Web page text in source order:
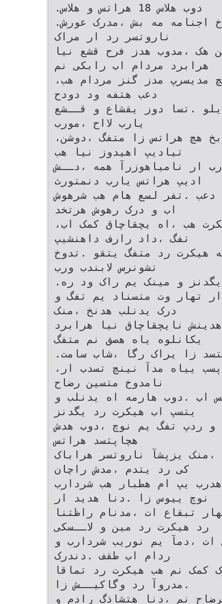
.دوب هلاس 18 هراتس و هلاس
.دوبن دب مه مدزمتسد ،مدیباوخ اجنامه مه بش ،مدرک عورش
ناروتسر رد ار مراک
هک ،مدوب هدز فرح قشع نیا
هرابرد مردام اب رابکی نم
،نامب یتسه اج ره تفگ ؟ربخ هچ مدیسرپ مدز گنز مردام هب
دعب هتفه ود دودح
.تسا دوز یقشاع و قــشع
یارب لااح ،مورب
،یتسه هداس یلیخ رسپ تفگ ؟ربخ هچ هراتس زا متفگ ،دوشن
تیادیپ اهیدوز نیا هب
ار نامیاهوزرآ همه ،دــش
ادیپ هراتس یارب دنمتورث
دعب .تفر لسع هام هب شرهوش
اب و درک رهوش هرتخد
،مینک یم جاودزا و میور یم هیکرت هب ،اه یچقاچاق کمک اب
تفگ ،داد رارف داهنشیپ
هیکرت رد متفگ یتقو .تدوخ
تشونرس لابندب ورب
.میزاس یم ار نام یگدنز و مینک یم راک ود ره
تهار وت متسناد یم تفگ و
درک یدنلب هدنخ ،منک
نایچقاچاق نیا هرابرد
یکانلوه یاه هصق نم متفگ
.متسه تبقارم ،دمآرب متسد زا یراک رگا ،شاب سامت
،مشاب یرگید رکف هب دیاب ،مراپسب ییاه مدآ نینچ تسدب ار
نامدوخ متسین رضاح
اب .دوب هارمه اه یدنلب و
یتسپ اب هیکرت رد یگدنز
و ردپ تفگ یم نوچ ،دوب هدش
هچاپتسد هراتس
،منک یزپشآ ناروتسر هراباک
کی رد یتدم ،مدش راچان
یپ ام هطبار هب شردارب
نوچ ییوس زا .دنا هدید ار
یهار تبقاع ات ،مدنام راظتنا
رد هیکرت رد مین و لاــسکی
،دمآ یم نوریب شردارب و
ردام اب طقف .دندرک
کمک نم هب هیکرت رد تماقا
.مدروآ رد وگاکیــش زا
نم ،دنا هتشاذگ رادم و